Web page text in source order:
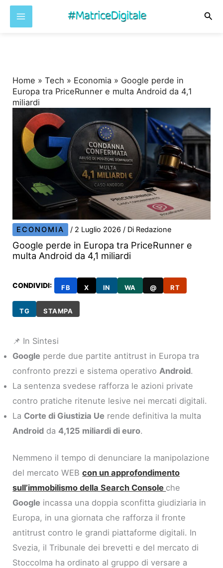
Home »Tech » Economia » Google perde in
Europa tra PriceRunner e multa Android da 4,1
miliardi
ECONOMIA / 2 Luglio 2026/ Di Redazione
Google perde in Europa tra PriceRunner e
multa Android da 4,1 miliardi
CONDIVIDI: FB X IN WA @ RT
TG STAMPA
📌 In Sintesi
Google perde due partite antitrust in Europa tra
confronto prezzi e sistema operativo Android.
La sentenza svedese rafforza le azioni private
contro pratiche ritenute lesive nei mercati digitali.
La Corte di Giustizia Ue rende definitiva la multa
Android da4,125 miliardi di euro.
Nemmeno il tempo di denunciare la manipolazione
del mercato WEBcon un approfondimento
sull’immobilismo della Search Console che
Google incassa una doppia sconfitta giudiziaria in
Europa, in una giornata che rafforza il fronte
antitrust contro le grandi piattaforme digitali. In
Svezia, il Tribunale dei brevetti e del mercato di
Stoccolma ha ordinato al gruppo di versare a